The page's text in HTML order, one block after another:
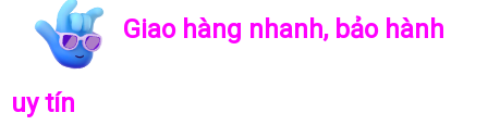
Giao hàng nhanh, bảo hành
uy tín